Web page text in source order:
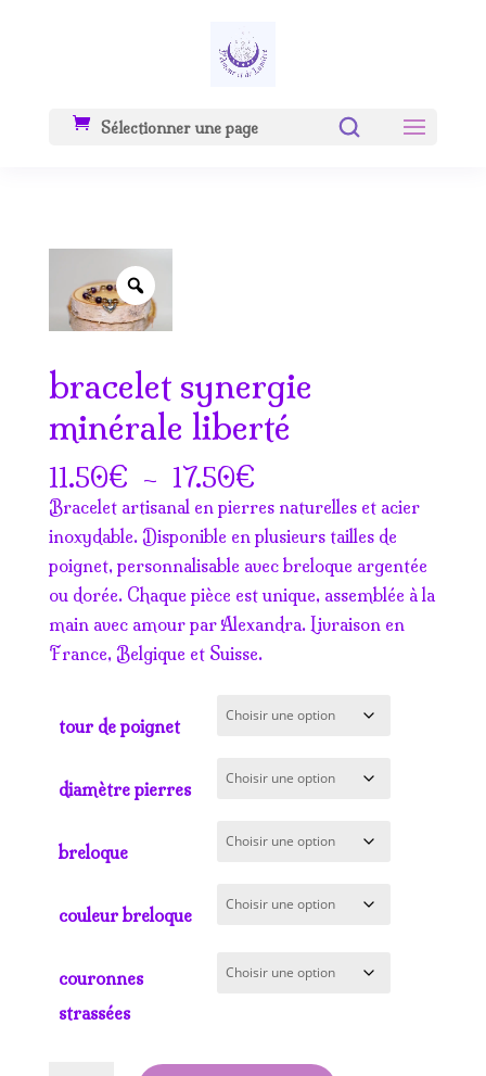
Sélectionner une page
Zoom
bracelet synergie
minérale liberté
11.50€ – 17.50€Plage
de
prix :
11.50€
à
17.50€
Bracelet artisanal en pierres naturelles et acier
inoxydable. Disponible en plusieurs tailles de
poignet, personnalisable avec breloque argentée
ou dorée. Chaque pièce est unique, assemblée à la
main avec amour par Alexandra. Livraison en
France, Belgique et Suisse.
tour de poignet
diamètre pierres
breloque
couleur breloque
couronnes
strassées